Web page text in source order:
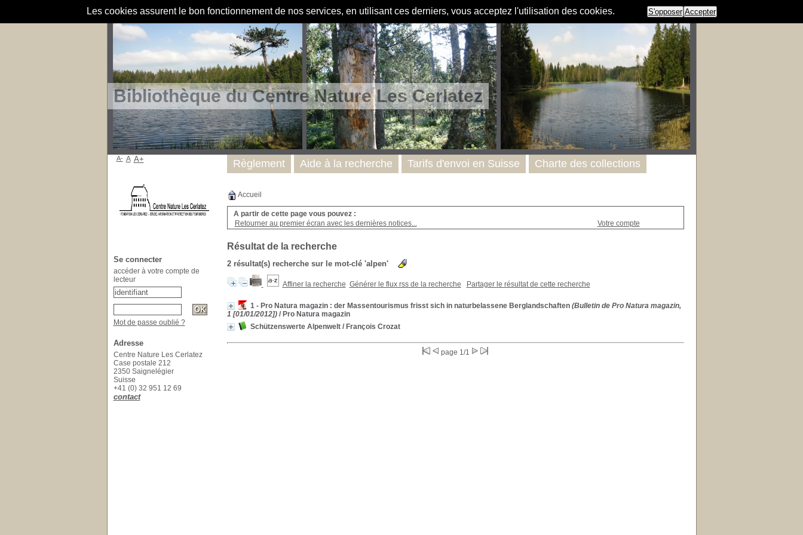
Les cookies assurent le bon fonctionnement de nos services, en utilisant ces derniers, vous acceptez l'utilisation des cookies. S'opposer Accepter
Bibliothèque du Centre Nature Les Cerlatez
Accueil
A partir de cette page vous pouvez :
Retourner au premier écran avec les dernières notices...
Votre compte
Résultat de la recherche
2 résultat(s) recherche sur le mot-clé 'alpen'
Affiner la recherche Générer le flux rss de la recherche Partager le résultat de cette recherche
1 - Pro Natura magazin : der Massentourismus frisst sich in naturbelassene Berglandschaften(Bulletin de Pro Natura magazin,
1 [01/01/2012])/ Pro Natura magazin
Schützenswerte Alpenwelt/ François Crozat
page 1/1
Règlement Aide à la recherche Tarifs d'envoi en Suisse Charte des collections
A- A A+
Se connecter
accéder à votre compte de
lecteur
Mot de passe oublié ?
Adresse
Centre Nature Les Cerlatez
Case postale 212
2350 Saignelégier
Suisse
+41 (0) 32 951 12 69
contact